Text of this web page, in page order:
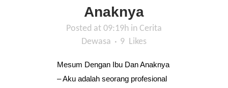
Anaknya
Posted at 09:19h in Cerita
Dewasa
9 Likes
Mesum Dengan Ibu Dan Anaknya
– Aku adalah seorang profesional